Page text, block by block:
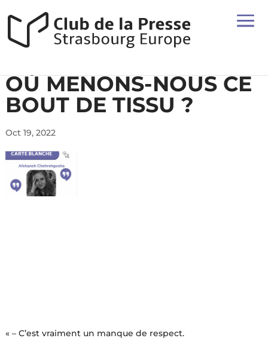
OÙ MENONS-NOUS CE
BOUT DE TISSU ?
Oct 19, 2022
« – C’est vraiment un manque de respect.